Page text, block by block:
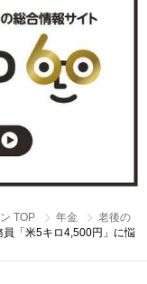
TOP 年金
老後の
「米5キロ4,500円」に悩